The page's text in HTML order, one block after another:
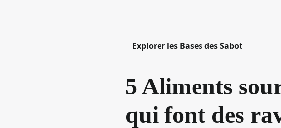
Explorer les Bases des Sabot
5 Aliments
qui font des